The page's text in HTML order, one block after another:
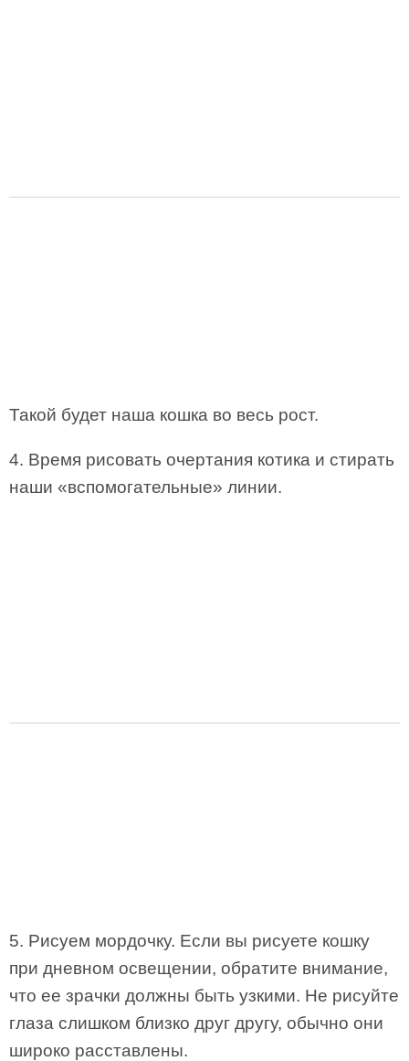
Такой будет наша кошка во весь рост.
4. Время рисовать очертания котика и стирать
наши «вспомогательные» линии.
5. Рисуем мордочку. Если вы рисуете кошку
при дневном освещении, обратите внимание,
что ее зрачки должны быть узкими. Не рисуйте
глаза слишком близко друг другу, обычно они
широко расставлены.